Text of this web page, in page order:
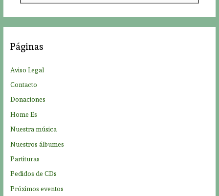
r
:
Páginas
Aviso Legal
Contacto
Donaciones
Home Es
Nuestra música
Nuestros álbumes
Partituras
Pedidos de CDs
Próximos eventos